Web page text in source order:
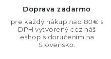
Doprava zadarmo
pre každý nákup nad 80€ s
DPH vytvorený cez náš
eshop s doručením na
Slovensko.